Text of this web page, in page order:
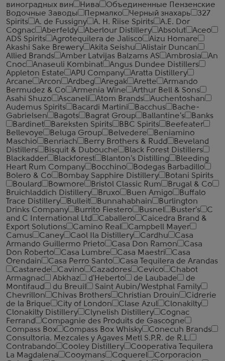
виноградных вин
Нива
Объединенные Пензенские
Водочные Заводы
Пермалко Черный знахарь
327
Spirits
A. de Fussigny A. H. Riise Spirits
A.E. Dor
Cognac
Aberfeldy Aberlour Distillery Absolut
Aceo
ADS Spirits
Agrotequilera de Jalisco
Aizu Homare
Akashi Sake Brewery
Akita Seishu
Alistair Duncan
Allied Brands
Amber Latvijas Balzams AS Ambrosia
An
Cnoc
Anaseuli Kombinat
Angus Dundee Distillers
Appleton Estate
APU Company
Aratta Distillery
Arcane
Arcon Ardbeg Aregak Arette
Armando
Bermudez & Co
Armenia Wine
Arthur Bell & Sons
Asahi Shuzo
Ascaneli Atom Brands
Auchentoshan
Audemus Spirits
Bacardi Martini Bacchus
Bache-
Gabrielsen
Bagots Bagrat Group Ballantine's
Banks
Bardinet
Bareksten Spirits BBC Spirits
Beefeater
Bellevoye
Beluga Group Belvedere
Beniamino
Maschio
Benriach Berry Brothers & Rudd
Beveland
Distillers
Bisquit & Dubouche
Black Forest Distillers
Blackadder
Blackforest Blanton's Distilling
Bleeding
Heart Rum Company
Bocchino
Bodegas Barbadillo
Bolero & Co
Bombay Sapphire Distillery
Botani Spirits
Boulard
Bowmore Bristol Classic Rum
Brugal & Co
Bruichladdich Distillery
Bruxo Buen Amigo
Buffalo
Trace Distillery
Bulleit Bunnahabhain
Burlington
Drinks Company
Burrito Fiestero Busnel Buster's
C
and C International Ltd
Caballero
Caicedra Brand &
Export Solutions
Camino Real
Campbell Mayer
Camus
Caney Caol Ila Distillery Cardhu
Casa
Armando Guillermo Prieto
Casa Don Ramon
Casa
Don Roberto
Casa Lumbre Casa Maestri
Casa
Orendain
Casa Perro Santo
Casa Tequilera de Arandas
Castarede
Cavino Cazadores Cevico
Chabot
Armagnac
Abkhaz d'Heberto de Laubade
de
Montifaud
du Breuil
Saint Aubin/Westphal Family
Chevrillon
Chivas Brothers Christian Drouin
Cidrerie
de la Brique
City of London Clase Azul
Clonakilty
Clonakilty Distillery
Clynelish Distillery
Cognac
Ferrand
Compagnie des Produits de Gascogne
Compass Box
Compass Box Whisky
Conecuh Brands
Consultoria. Mezcales y Agaves Metl S.P.R. de R.L.
Contrabando
Cooley Distillery
Cooperativa Tequilera
La Magdalena
Cooymans Coquerel
Corporacion